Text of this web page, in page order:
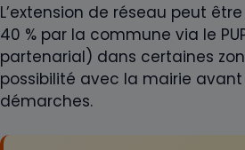
L’extension de réseau peut
40 % par la commune via le
partenarial) dans certaines
possibilité avec la mairie avant
démarches.